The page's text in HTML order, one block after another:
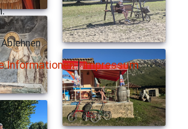
Ablehnen
Informationen|Impressum